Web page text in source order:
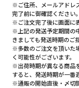
※ご住所、メールアドレ
完了前に御確認ください。
※ご注文完了後に画面に
※上記の発送予定期間の
きましても発送時期のご
※多数のご注文を頂いた
く可能性がございます。
※出荷時期が異なる商品
すると、発送時期が一番
※通販の開始直後・〆切